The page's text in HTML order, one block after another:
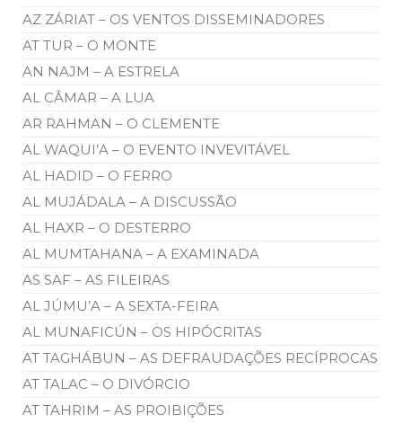
AZ ZÁRIAT – OS VENTOS DISSEMINADORES
AT TUR – O MONTE
AN NAJM – A ESTRELA
AL CÂMAR – A LUA
AR RAHMAN – O CLEMENTE
AL WAQUI’A – O EVENTO INVEVITÁVEL
AL HADID – O FERRO
AL MUJÁDALA – A DISCUSSÃO
AL HAXR – O DESTERRO
AL MUMTAHANA – A EXAMINADA
AS SAF – AS FILEIRAS
AL JÚMU’A – A SEXTA-FEIRA
AL MUNAFICÚN – OS HIPÓCRITAS
AT TAGHÁBUN – AS DEFRAUDAÇÕES RECÍPROCAS
AT TALAC – O DIVÓRCIO
AT TAHRIM – AS PROIBIÇÕES